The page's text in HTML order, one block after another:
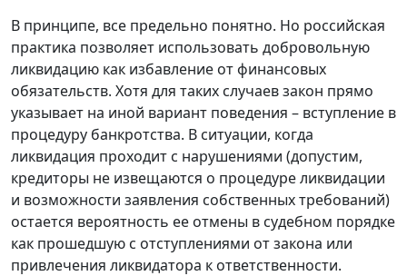
В принципе, все предельно понятно. Но российская
практика позволяет использовать добровольную
ликвидацию как избавление от финансовых
обязательств. Хотя для таких случаев закон прямо
указывает на иной вариант поведения – вступление в
процедуру банкротства. В ситуации, когда
ликвидация проходит с нарушениями (допустим,
кредиторы не извещаются о процедуре ликвидации
и возможности заявления собственных требований)
остается вероятность ее отмены в судебном порядке
как прошедшую с отступлениями от закона или
привлечения ликвидатора к ответственности.